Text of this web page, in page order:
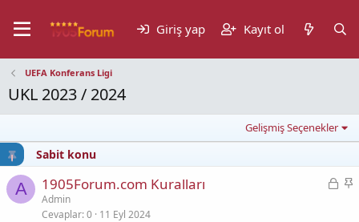
Giriş yap Kayıt ol
UEFA Konferans Ligi
UKL 2023 / 2024
Gelişmiş Seçenekler
Sabit konu
A
K
S
1905Forum.com Kuralları
Admin
Cevaplar 0 11 Eyl 2024